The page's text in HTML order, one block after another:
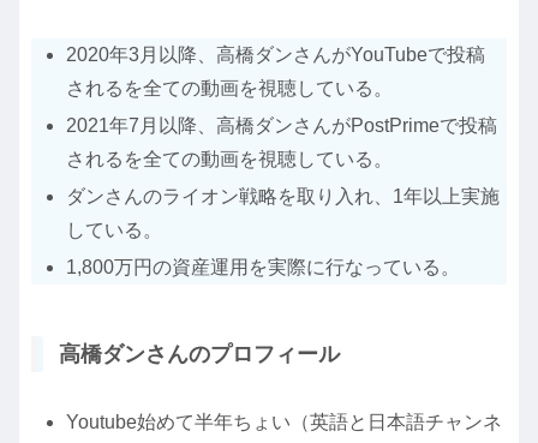
2020年3月以降、高橋ダンさんがYouTubeで投稿
されるを全ての動画を視聴している。
2021年7月以降、高橋ダンさんがPostPrimeで投稿
されるを全ての動画を視聴している。
ダンさんのライオン戦略を取り入れ、1年以上実施
している。
1,800万円の資産運用を実際に行なっている。
高橋ダンさんのプロフィール
Youtube始めて半年ちょい（英語と日本語チャンネ